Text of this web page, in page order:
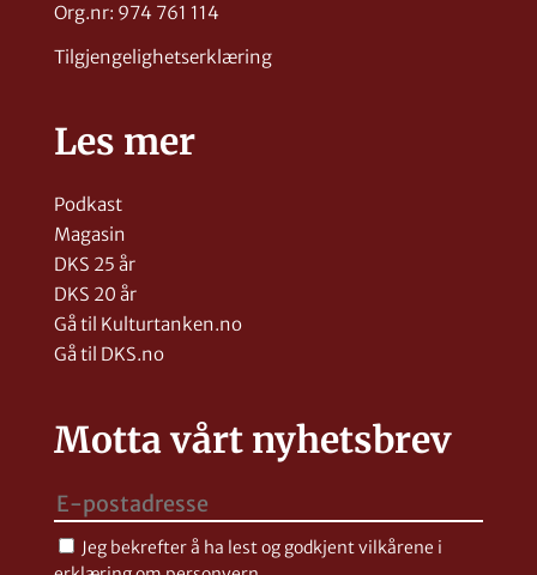
Org.nr: 974 761 114
Tilgjengelighetserklæring
Les mer
Podkast
Magasin
DKS 25 år
DKS 20 år
Gå til Kulturtanken.no
Gå til DKS.no
Motta vårt nyhetsbrev
Jeg bekrefter å ha lest og godkjent vilkårene i